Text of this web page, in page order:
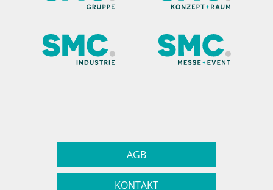
AGB
KONTAKT